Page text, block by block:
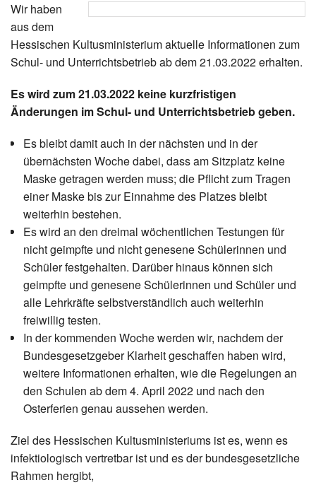
Wir haben
aus dem
Hessischen Kultusministerium aktuelle Informationen zum
Schul- und Unterrichtsbetrieb ab dem 21.03.2022 erhalten.
Es wird zum 21.03.2022 keine kurzfristigen
Änderungen im Schul- und Unterrichtsbetrieb geben.
Es bleibt damit auch in der nächsten und in der
übernächsten Woche dabei, dass am Sitzplatz keine
Maske getragen werden muss; die Pflicht zum Tragen
einer Maske bis zur Einnahme des Platzes bleibt
weiterhin bestehen.
Es wird an den dreimal wöchentlichen Testungen für
nicht geimpfte und nicht genesene Schülerinnen und
Schüler festgehalten. Darüber hinaus können sich
geimpfte und genesene Schülerinnen und Schüler und
alle Lehrkräfte selbstverständlich auch weiterhin
freiwillig testen.
In der kommenden Woche werden wir, nachdem der
Bundesgesetzgeber Klarheit geschaffen haben wird,
weitere Informationen erhalten, wie die Regelungen an
den Schulen ab dem 4. April 2022 und nach den
Osterferien genau aussehen werden.
Ziel des Hessischen Kultusministeriums ist es, wenn es
infektiologisch vertretbar ist und es der bundesgesetzliche
Rahmen hergibt,